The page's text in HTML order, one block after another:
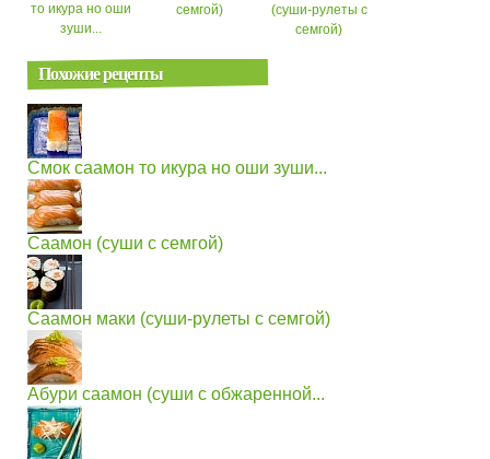
то икура но оши
зуши...
семгой)
(суши-рулеты с
семгой)
Похожие рецепты
Смок саамон то икура но оши зуши...
Саамон (суши с семгой)
Саамон маки (суши-рулеты с семгой)
Абури саамон (суши с обжаренной...